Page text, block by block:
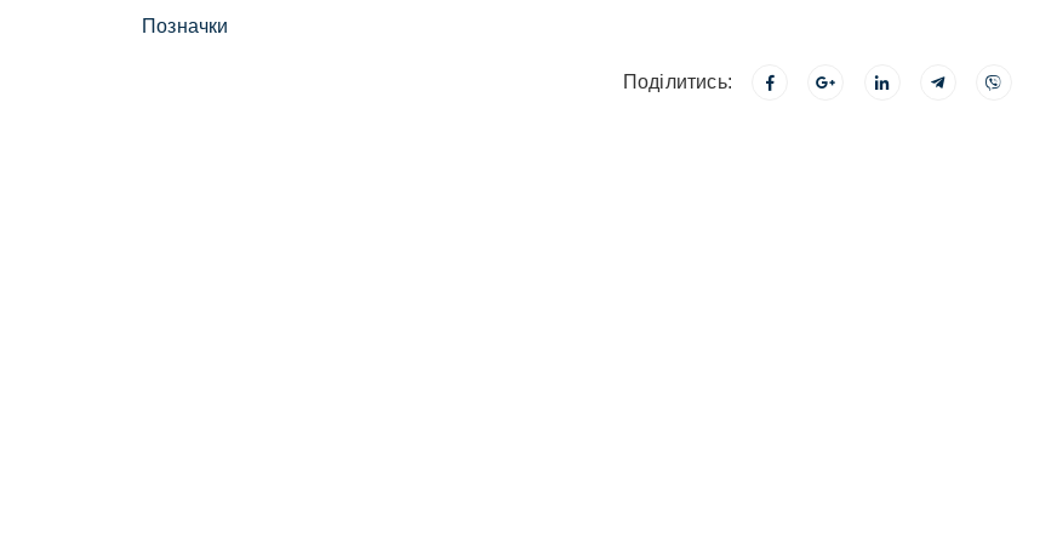
Позначки
Поділитись: